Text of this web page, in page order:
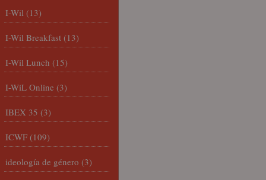
I-Wil (13)
I-Wil Breakfast (13)
I-Wil Lunch (15)
I-WiL Online (3)
IBEX 35 (3)
ICWF (109)
ideología de género (3)